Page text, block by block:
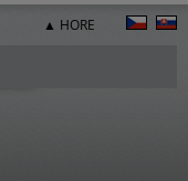
▲ HORE